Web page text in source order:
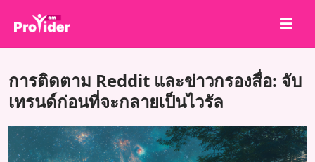
เกี่ยวกับเรา
สมัครสมาชิก
การติดตาม Reddit และข่าวกรองสื่อ: จับ
เทรนด์ก่อนที่จะกลายเป็นไวรัล